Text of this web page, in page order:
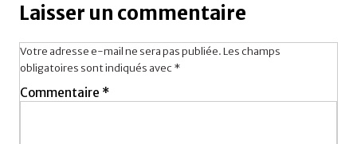
Laisser un commentaire
Votre adresse e-mail ne sera pas publiée.Les champs
obligatoires sont indiqués avec *
Commentaire *